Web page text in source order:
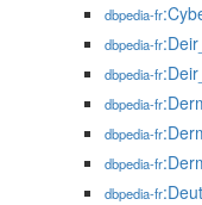
dbpedia-fr
dbpedia-fr
dbpedia-fr
dbpedia-fr
dbpedia-fr
dbpedia-fr
dbpedia-fr